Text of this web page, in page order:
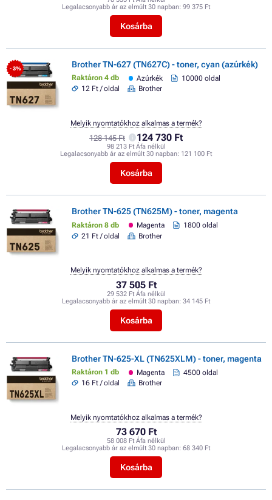
Legalacsonyabb ár az elmúlt 30 napban: 99 375 Ft
Kosárba
- 3% Brother TN-627 (TN627C) - toner, cyan (azúrkék)
Raktáron 4 db Azúrkék
10000 oldal
12 Ft / oldal
Brother
128 145 Ft 124 730 Ft
98 213 Ft Áfa nélkül
Legalacsonyabb ár az elmúlt 30 napban: 121 100 Ft
Kosárba
Melyik nyomtatókhoz alkalmas a termék?
Brother TN-625 (TN625M) - toner, magenta
Raktáron 8 db Magenta
1800 oldal
21 Ft / oldal
Brother
37 505 Ft
29 532 Ft Áfa nélkül
Legalacsonyabb ár az elmúlt 30 napban: 34 145 Ft
Kosárba
Melyik nyomtatókhoz alkalmas a termék?
Brother TN-625-XL (TN625XLM) - toner, magenta
Raktáron 1 db Magenta
4500 oldal
16 Ft / oldal
Brother
73 670 Ft
58 008 Ft Áfa nélkül
Legalacsonyabb ár az elmúlt 30 napban: 68 340 Ft
Kosárba
Melyik nyomtatókhoz alkalmas a termék?